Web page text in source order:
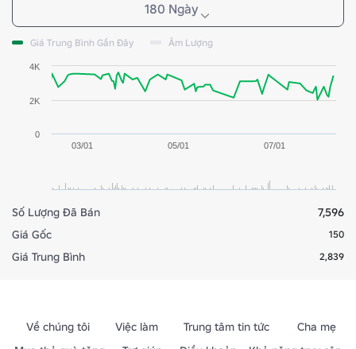
180 Ngày
Giá Trung Bình Gần Đây Âm Lượng
03/01 05/01 07/01
0
2K
4K
Số Lượng Đã Bán
7,596
Giá Gốc
150
Giá Trung Bình 2,839
Về chúng tôi Việc làm Trung tâm tin tức
Cha mẹ